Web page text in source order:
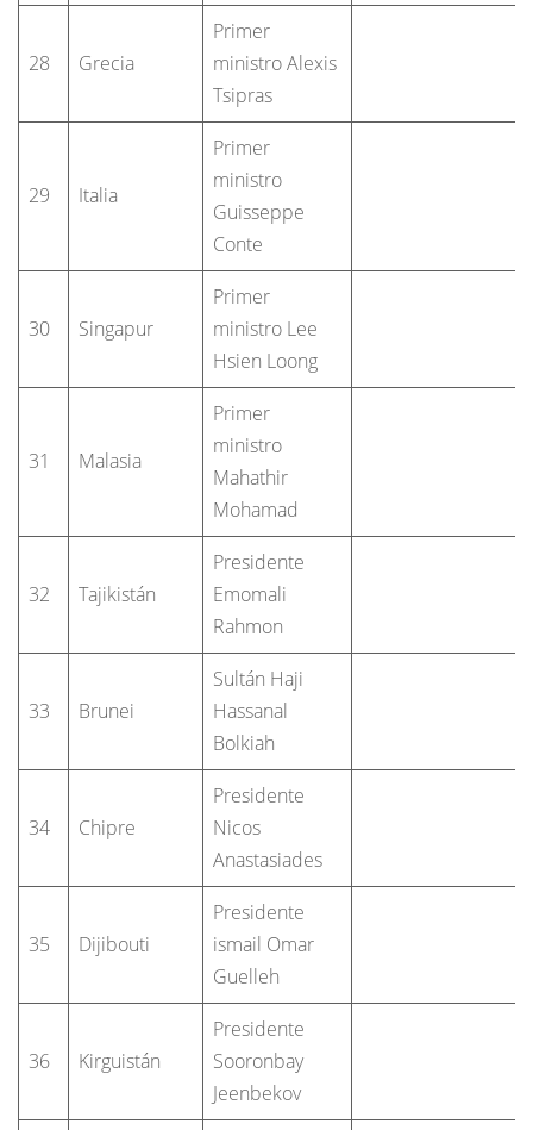
28 Grecia
Primer
ministro Alexis
Tsipras
29 Italia
Primer
ministro
Guisseppe
Conte
30 Singapur
Primer
ministro Lee
Hsien Loong
31 Malasia
Primer
ministro
Mahathir
Mohamad
32 Tajikistán
Presidente
Emomali
Rahmon
33 Brunei
Sultán Haji
Hassanal
Bolkiah
34 Chipre
Presidente
Nicos
Anastasiades
35 Dijibouti
Presidente
ismail Omar
Guelleh
36 Kirguistán
Presidente
Sooronbay
Jeenbekov